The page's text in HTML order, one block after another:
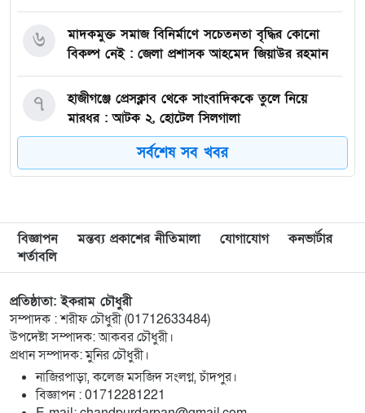
মাদকমুক্ত সমাজ বিনির্মাণে সচেতনতা বৃদ্ধির কোনো
বিকল্প নেই : জেলা প্রশাসক আহমেদ জিয়াউর রহমান
৬
হাজীগঞ্জে প্রেসক্লাব থেকে সাংবাদিককে তুলে নিয়ে
মারধর : আটক ২, হোটেল সিলগালা
৭
মতলব উত্তরে কালাম এন্টারপ্রাইজের মালিককে ২৫
হাজার টাকা জরিমানা
৮
মেরিল প্রথম আলো সমালোচক পুরস্কার ২০২৫ : সেরা
অভিনেতার চূড়ান্ত মনোনয়নে জায়গা করে নিলেন
৯
চাঁদপুরে জাতীয় বিজ্ঞান ও প্রযুক্তি সপ্তাহ উদযাপনের
লক্ষে প্রস্তুতিমূলক সভা
১০
বাংলা নববর্ষ আমাদের বাঙালি সংস্কৃতি ও ঐতিহ্যের
প্রাণের উৎসব : চাঁদপুর জেলা প্রশাসক
১১
সর্বশেষ সব খবর
বিজ্ঞাপন মন্তব্য প্রকাশের নীতিমালা যোগাযোগ
কনভার্টার
শর্তাবলি
প্রতিষ্ঠাতা: ইকরাম চৌধুরী
সম্পাদক : শরীফ চৌধুরী (01712633484)
উপদেষ্টা সম্পাদক: আকবর চৌধুরী।
প্রধান সম্পাদক: মুনির চৌধুরী।
নাজিরপাড়া, কলেজ মসজিদ সংলগ্ন, চাঁদপুর।
‎বিজ্ঞাপন : 01712281221